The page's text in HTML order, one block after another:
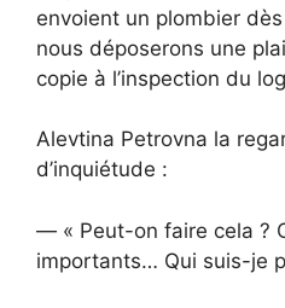
envoient un plombier
nous déposerons une
copie à l’inspection du
Alevtina Petrovna la
d’inquiétude :
— « Peut-on faire cela ?
importants… Qui suis-je